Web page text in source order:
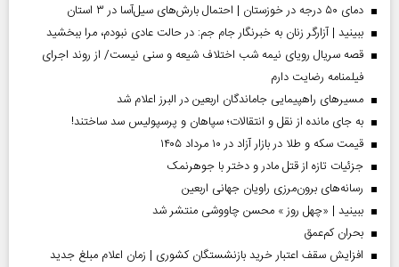
دمای ۵۰ درجه در خوزستان | احتمال بارش‌های سیل‌آسا در ۳ استان
ببینید | آزارگر زنان به خبرنگار جام جم: در حالت عادی نبودم، مرا ببخشید
قصه سریال رویای نیمه شب اختلاف شیعه و سنی نیست/ از روند اجرای
فیلمنامه رضایت دارم
مسیر‌های راهپیمایی جاماندگان اربعین در البرز اعلام شد
به جای مانده از نقل و انتقالات؛ سپاهان و پرسپولیس سد ساختند!
قیمت سکه و طلا در بازار آزاد در ۱۰ مرداد ۱۴۰۵
جزئیات تازه از قتل مادر و دختر با جوهرنمک
رسانه‌های برون‌مرزی راویان جهانی اربعین
ببینید | «چهل روز » محسن چاووشی منتشر شد
بحران کم‌عمق
افزایش سقف اعتبار خرید بازنشستگان کشوری | زمان اعلام مبلغ جدید